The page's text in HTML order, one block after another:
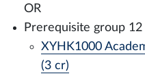
OR
Prerequisite group 12
XYHK1000
(3 cr)